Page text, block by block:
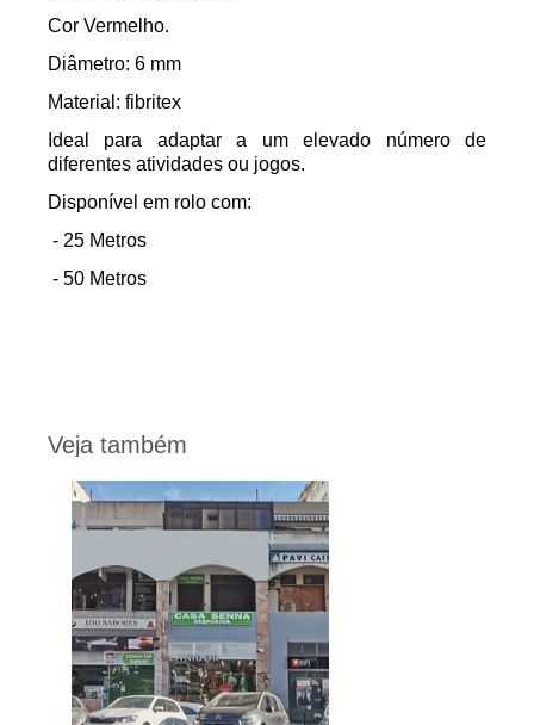
Cor Vermelho.
Diâmetro: 6 mm
Material: fibritex
Ideal para adaptar a um elevado número de
diferentes atividades ou jogos.
Disponível em rolo com:
- 25 Metros
- 50 Metros
Veja também